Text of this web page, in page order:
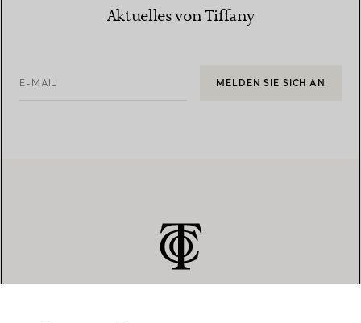
Aktuelles von Tiffany
E-MAIL MELDEN SIE SICH AN